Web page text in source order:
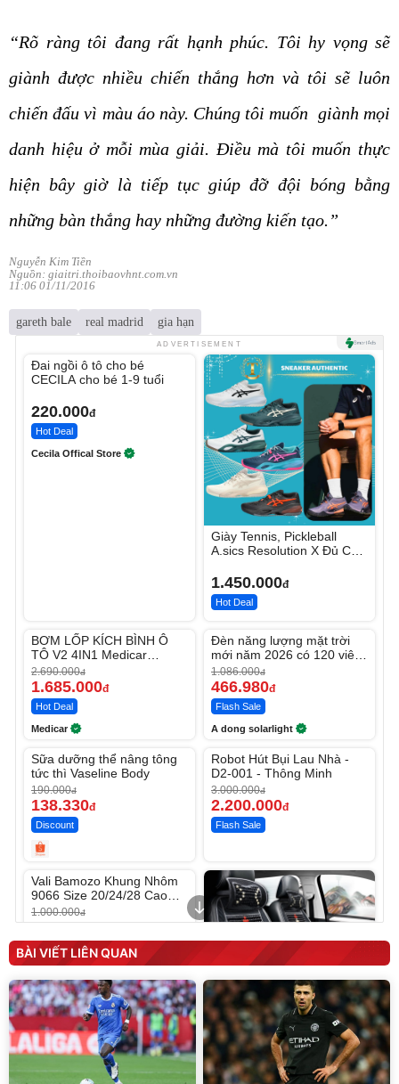
“Rõ ràng tôi đang rất hạnh phúc. Tôi hy vọng sẽ
giành được nhiều chiến thắng hơn và tôi sẽ luôn
chiến đấu vì màu áo này. Chúng tôi muốn giành mọi
danh hiệu ở mỗi mùa giải. Điều mà tôi muốn thực
hiện bây giờ là tiếp tục giúp đỡ đội bóng bằng
những bàn thắng hay những đường kiến tạo.”
Nguyễn Kim Tiền
Nguồn: giaitri.thoibaovhnt.com.vn
11:06 01/11/2016
gareth bale real madrid gia hạn
ADVERTISEMENT
Đai ngồi ô tô cho bé
CECILA cho bé 1-9 tuổi
220.000đ
Hot Deal
Cecila Offical Store
Giày Tennis, Pickleball
A.sics Resolution X Đủ Các
1.450.000đ
Hot Deal
-37%
BƠM LỐP KÍCH BÌNH Ô
TÔ V2 4IN1 Medicar
12.000mAh
2.690.000đ
1.685.000đ
Hot Deal
Medicar
-56%
Đèn năng lượng mặt trời
mới năm 2026 có 120 viên
LED lớn
1.086.000đ
466.980đ
Flash Sale
A dong solarlight
-27%
Sữa dưỡng thể nâng tông
tức thì Vaseline Body
190.000đ
138.330đ
Discount
-26%
Robot Hút Bụi Lau Nhà -
D2-001 - Thông Minh
3.000.000đ
2.200.000đ
Flash Sale
Vali Bamozo Khung Nhôm
9066 Size 20/24/28 Cao
Cấp
1.000.000đ
825.000
Flash Sale
Lót ghế ôtô, nâng lưng
chống nóng giúp thoải mái
trong di chuyển
BÀI VIẾT LIÊN QUAN